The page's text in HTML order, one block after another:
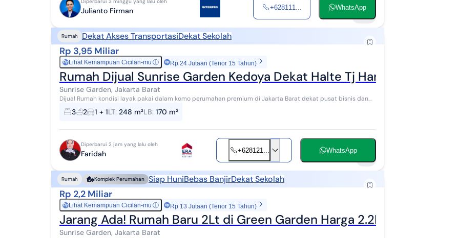
Julianto Firman +628111... WhatsApp
Rumah Dekat Akses TransportasiDekat Sekolah
Rp 3,95 Miliar
RpLihat Kemampuan Cicilan-mu ⓘ Rp 24 Jutaan (Tenor 15 Tahun)
Rumah Dijual Sunrise Garden Kedoya Dekat Halte Tj Harga Bawah Pasar
Sunrise Garden, Jakarta Barat
Dijual Rumah kondisi layak pakai dalam komo perumahan premium di Jakarta Barat dekat pusat bisnis dan
3 2 1 + 1LT: 248 m²LB: 170 m²
Diperbarui 2 jam yang lalu oleh
Faridah +628121... WhatsApp
Rumah Komplek Perumahan Siap HuniBebas BanjirDekat Sekolah
Rp 2,2 Miliar
RpLihat Kemampuan Cicilan-mu ⓘ Rp 13 Jutaan (Tenor 15 Tahun)
Jarang Ada! Rumah Baru 2Lt di Green Garden Harga 2.2M Masih Nego
Sunrise Garden, Jakarta Barat